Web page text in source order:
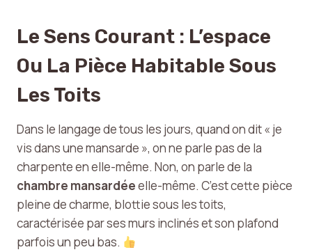
Le Sens Courant : L’espace
Ou La Pièce Habitable Sous
Les Toits
Dans le langage de tous les jours, quand on dit « je
vis dans une mansarde », on ne parle pas de la
charpente en elle-même. Non, on parle de la
chambre mansardéeelle-même. C’est cette pièce
pleine de charme, blottie sous les toits,
caractérisée par ses murs inclinés et son plafond
parfois un peu bas.